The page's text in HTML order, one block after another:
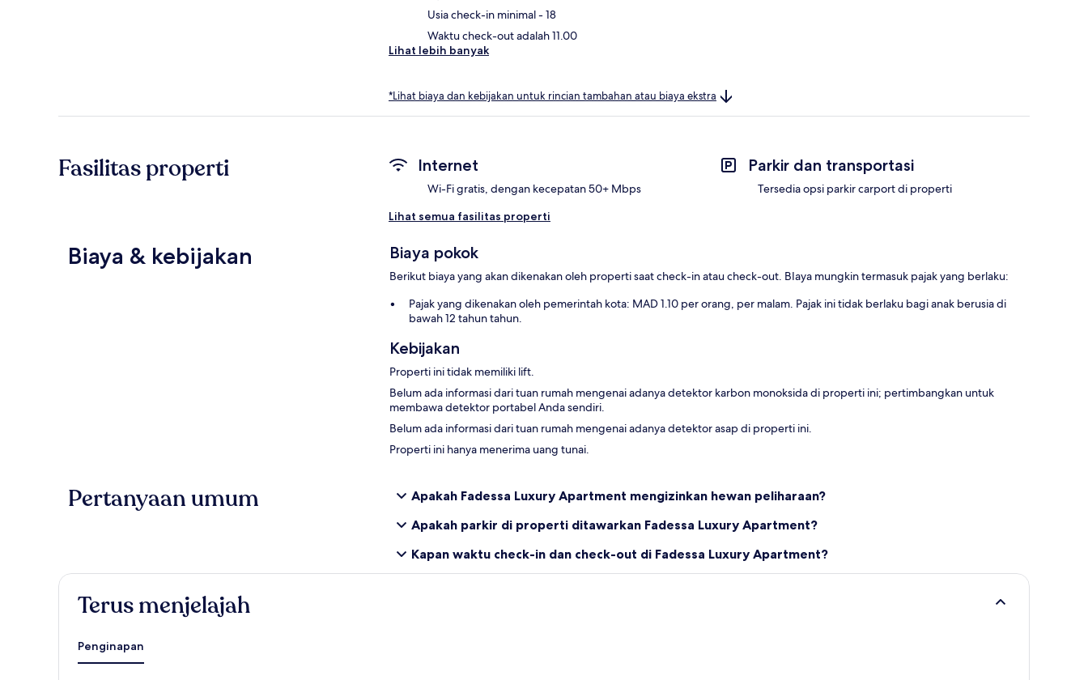
Usia check-in minimal - 18
Waktu check-out adalah 11.00
Lihat lebih banyak
*Lihat biaya dan kebijakan untuk rincian tambahan atau biaya ekstra
Fasilitas properti Internet
Wi-Fi gratis, dengan kecepatan 50+ Mbps
Parkir dan transportasi
Tersedia opsi parkir carport di properti
Lihat semua fasilitas properti
Biaya & kebijakan Biaya pokok
Berikut biaya yang akan dikenakan oleh properti saat check-in atau check-out. BIaya mungkin termasuk pajak yang berlaku:
Pajak yang dikenakan oleh pemerintah kota: MAD 1.10 per orang, per malam. Pajak ini tidak berlaku bagi anak berusia di
bawah 12 tahun tahun.
Kebijakan
Properti ini tidak memiliki lift.
Belum ada informasi dari tuan rumah mengenai adanya detektor karbon monoksida di properti ini; pertimbangkan untuk
membawa detektor portabel Anda sendiri.
Belum ada informasi dari tuan rumah mengenai adanya detektor asap di properti ini.
Properti ini hanya menerima uang tunai.
Pertanyaan umum
Apakah Fadessa Luxury Apartment mengizinkan hewan peliharaan?
Apakah parkir di properti ditawarkan Fadessa Luxury Apartment?
Kapan waktu check-in dan check-out di Fadessa Luxury Apartment?
Terus menjelajah
Penginapan